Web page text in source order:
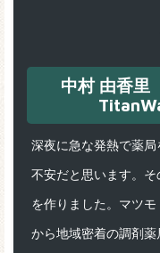
中村 由香里
深夜に急な発熱で薬
不安だと思います。
を作りました。マツ
から地域密着の調剤